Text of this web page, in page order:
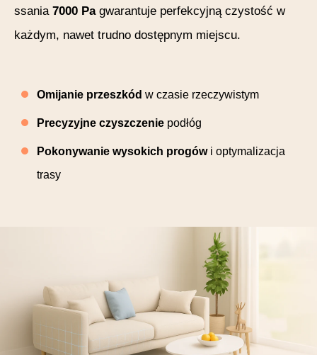
ssania 7000 Pagwarantuje perfekcyjną czystość w
każdym, nawet trudno dostępnym miejscu.
Omijanie przeszkód w czasie rzeczywistym
Precyzyjne czyszczenie podłóg
Pokonywanie wysokich progówi optymalizacja
trasy